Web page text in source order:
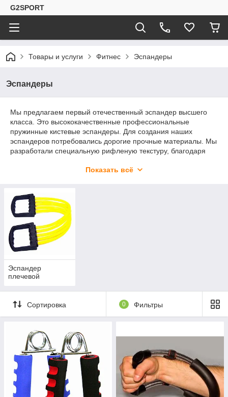
G2SPORT
Товары и услуги Фитнес Эспандеры
Эспандеры
Мы предлагаем первый отечественный эспандер высшего
класса. Это высококачественные профессиональные
пружинные кистевые эспандеры. Для создания наших
эспандеров потребовались дорогие прочные материалы. Мы
разработали специальную рифленую текстуру, благодаря
Однако главное отличие наших кистевых эспандеров -
кистевой (его очень удобно носить в кармане), эспандер
плечевой для более активных занятий, даже эспандер для
ног, активно развивающий мышцы ног, бедер и ягодиц.
Любой эспандер отлично впишется в ваши тренировки и
принесет максимум пользы.
Показать всё
Эспандер
плечевой
Сортировка 0 Фильтры